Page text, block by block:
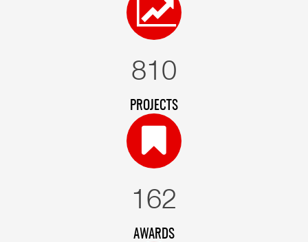
840
PROJECTS
168
AWARDS